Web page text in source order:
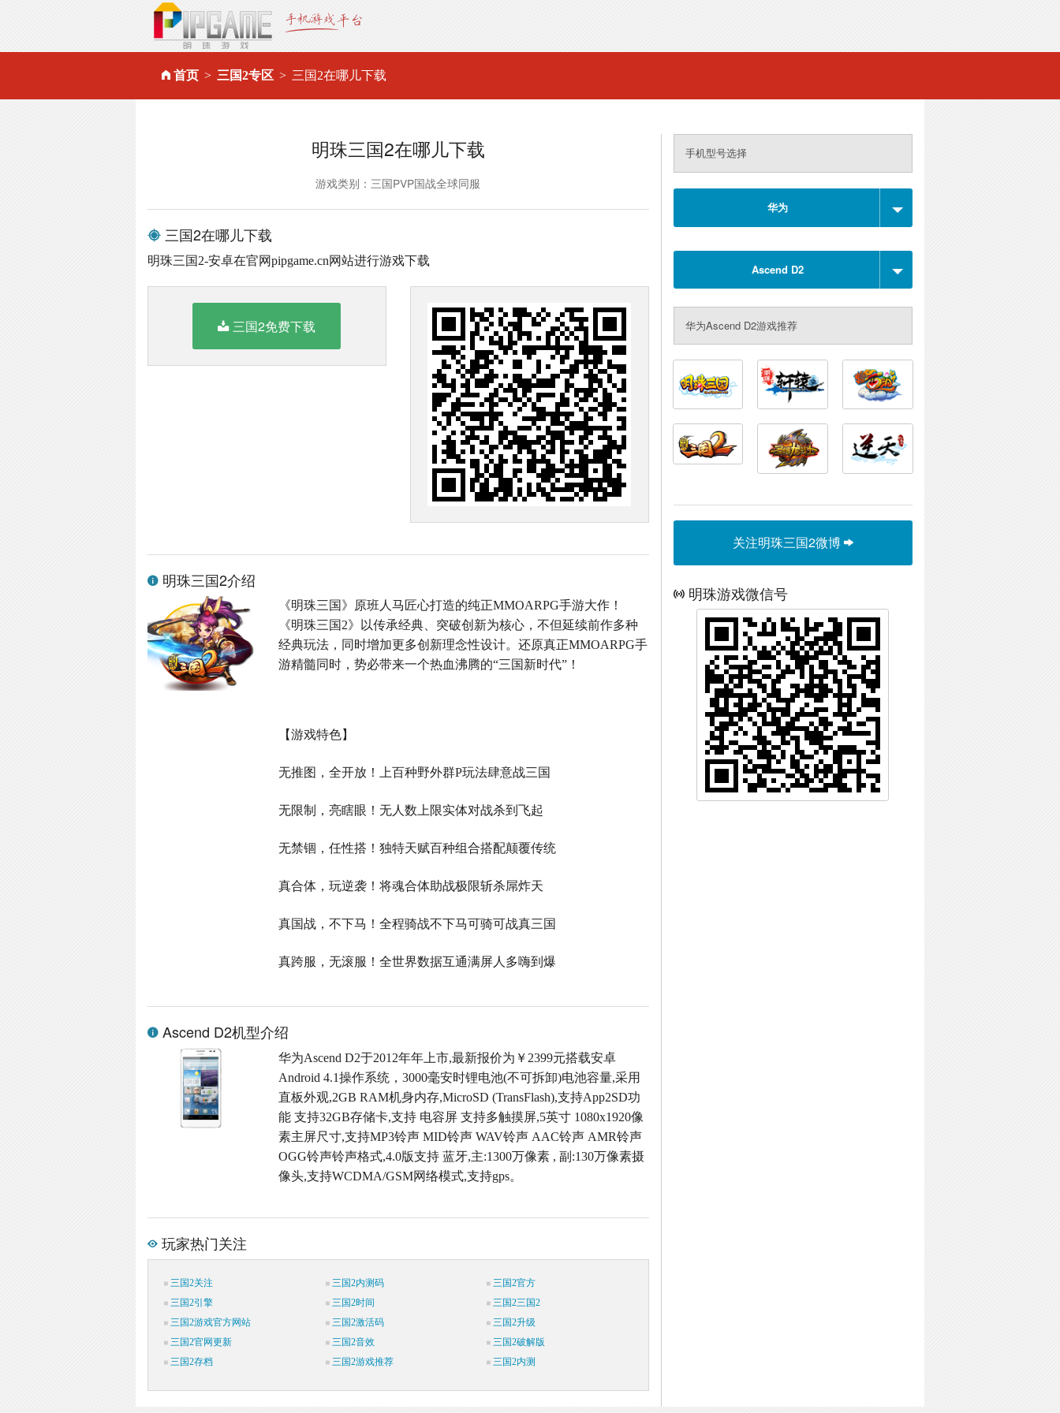
首页 三国2专区 三国2在哪儿下载
明珠三国2在哪儿下载
游戏类别：三国PVP国战全球同服
三国2在哪儿下载
明珠三国2-安卓在官网pipgame.cn网站进行游戏下载
三国2免费下载
明珠三国2介绍
《明珠三国》原班人马匠心打造的纯正MMOARPG手游大作！
《明珠三国2》以传承经典、突破创新为核心，不但延续前作多种
经典玩法，同时增加更多创新理念性设计。还原真正MMOARPG手
游精髓同时，势必带来一个热血沸腾的“三国新时代”！
【游戏特色】
无推图，全开放！上百种野外群P玩法肆意战三国
无限制，亮瞎眼！无人数上限实体对战杀到飞起
无禁锢，任性搭！独特天赋百种组合搭配颠覆传统
真合体，玩逆袭！将魂合体助战极限斩杀屌炸天
真国战，不下马！全程骑战不下马可骑可战真三国
真跨服，无滚服！全世界数据互通满屏人多嗨到爆
Ascend D2机型介绍
华为Ascend D2于2012年年上市,最新报价为￥2399元搭载安卓
Android 4.1操作系统，3000毫安时锂电池(不可拆卸)电池容量,采用
直板外观,2GB RAM机身内存,MicroSD (TransFlash),支持App2SD功
能 支持32GB存储卡,支持 电容屏 支持多触摸屏,5英寸 1080x1920像
素主屏尺寸,支持MP3铃声 MID铃声 WAV铃声 AAC铃声 AMR铃声
OGG铃声铃声格式,4.0版支持 蓝牙,主:1300万像素 , 副:130万像素摄
像头,支持WCDMA/GSM网络模式,支持gps。
玩家热门关注
三国2关注 三国2内测码
三国2官方
三国2引擎
三国2时间
三国2三国2
三国2游戏官方网站
三国2激活码
三国2升级
三国2官网更新
三国2音效
三国2破解版
三国2存档
三国2游戏推荐 三国2内测
手机型号选择
华为
Ascend D2
华为Ascend D2游戏推荐
关注明珠三国2微博
明珠游戏微信号